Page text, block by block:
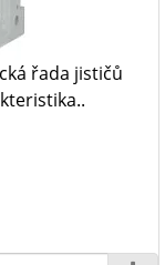
řada jističů